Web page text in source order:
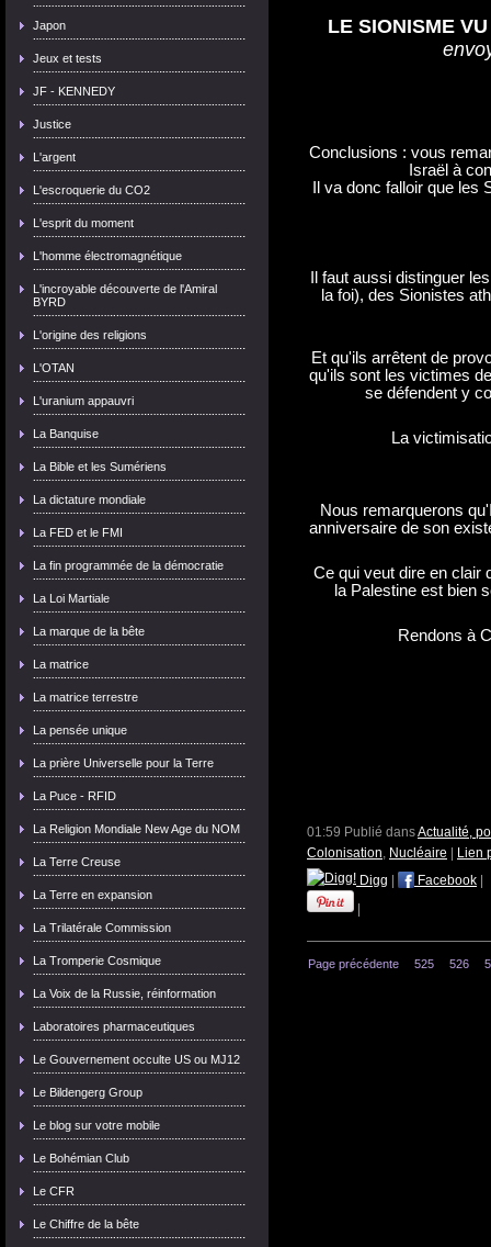
Japon
Jeux et tests
JF - KENNEDY
Justice
L'argent
L'escroquerie du CO2
L'esprit du moment
L'homme électromagnétique
L'incroyable découverte de l'Amiral
BYRD
L'origine des religions
L'OTAN
L'uranium appauvri
La Banquise
La Bible et les Sumériens
La dictature mondiale
La FED et le FMI
La fin programmée de la démocratie
La Loi Martiale
La marque de la bête
La matrice
La matrice terrestre
La pensée unique
La prière Universelle pour la Terre
La Puce - RFID
La Religion Mondiale New Age du NOM
La Terre Creuse
La Terre en expansion
La Trilatérale Commission
La Tromperie Cosmique
La Voix de la Russie, réinformation
Laboratoires pharmaceutiques
Le Gouvernement occulte US ou MJ12
Le Bildengerg Group
Le blog sur votre mobile
Le Bohémian Club
Le CFR
Le Chiffre de la bête
LE SIONISME
Conclusions : vous
Israël à
Il va donc falloir que
Il faut aussi distinguer
la foi), des Sionistes
Et qu'ils arrêtent de
qu'ils sont les victimes
se défendent y
La
Nous remarquerons
anniversaire de son
Ce qui veut dire en clair
la Palestine est bien
Rendons à
01:59 Publié dansActualité,
Colonisation, Nucléaire
Lien
Digg
Facebook
Page précédente 525 526